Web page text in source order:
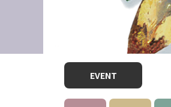
EVENT